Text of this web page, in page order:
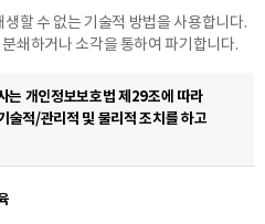
할 수 없는 기술적 방법을 사용합니다.
쇄하거나 소각을 통하여 파기합니다.
는 개인정보보호법 제29조에 따라
술적/관리적 및 물리적 조치를 하고